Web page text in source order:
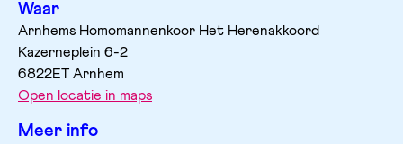
Waar
Arnhems Homomannenkoor Het Herenakkoord
Kazerneplein 6-2
6822ET Arnhem
Open locatie in maps
Meer info